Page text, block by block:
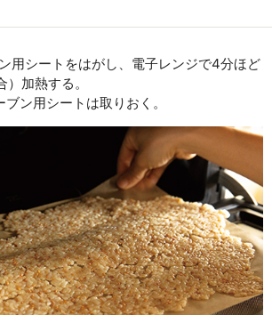
用シートをはがし、電子レンジで4分ほど
）加熱する。
ン用シートは取りおく。